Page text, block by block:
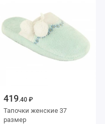
419.40 ₽
Тапочки женские 37
размер